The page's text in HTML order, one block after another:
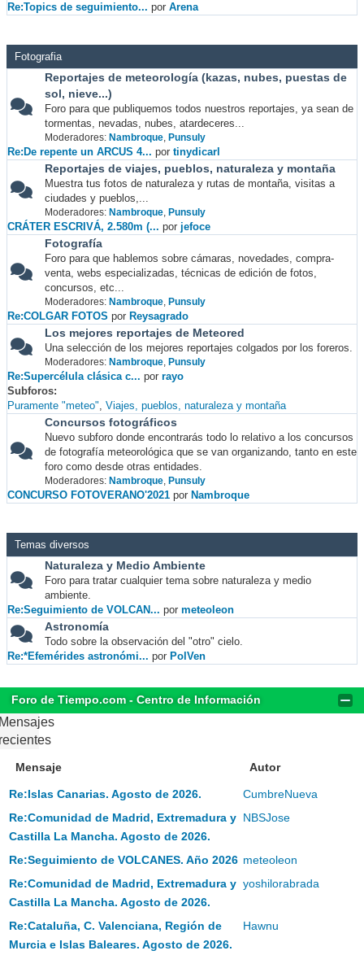
Re:Topics de seguimiento... por Arena
Fotografia
Reportajes de meteorología (kazas, nubes, puestas de
sol, nieve...)
Foro para que publiquemos todos nuestros reportajes, ya sean de
tormentas, nevadas, nubes, atardeceres...
Moderadores: Nambroque, Punsuly
Re:De repente un ARCUS 4... por tinydicarl
Reportajes de viajes, pueblos, naturaleza y montaña
Muestra tus fotos de naturaleza y rutas de montaña, visitas a
ciudades y pueblos,...
Moderadores: Nambroque, Punsuly
CRÁTER ESCRIVÁ, 2.580m (... por jefoce
Fotografía
Foro para que hablemos sobre cámaras, novedades, compra-
venta, webs especializadas, técnicas de edición de fotos,
concursos, etc...
Moderadores: Nambroque, Punsuly
Re:COLGAR FOTOS por Reysagrado
Los mejores reportajes de Meteored
Una selección de los mejores reportajes colgados por los foreros.
Moderadores: Nambroque, Punsuly
Re:Supercélula clásica c... por rayo
Subforos
Puramente "meteo" Viajes, pueblos, naturaleza y montaña
Concursos fotográficos
Nuevo subforo donde encontrarás todo lo relativo a los concursos
de fotografía meteorológica que se van organizando, tanto en este
foro como desde otras entidades.
Moderadores: Nambroque, Punsuly
CONCURSO FOTOVERANO'2021 por Nambroque
Temas diversos
Naturaleza y Medio Ambiente
Foro para tratar cualquier tema sobre naturaleza y medio
ambiente.
Re:Seguimiento de VOLCAN... por meteoleon
Astronomía
Todo sobre la observación del "otro" cielo.
Re:*Efemérides astronómi... por PolVen
Foro de Tiempo.com - Centro de Información
Mensaje Autor
Re:Islas Canarias. Agosto de 2026.
CumbreNueva
Re:Comunidad de Madrid, Extremadura y
Castilla La Mancha. Agosto de 2026.
NBSJose
Re:Seguimiento de VOLCANES. Año 2026 meteoleon
Re:Comunidad de Madrid, Extremadura y
Castilla La Mancha. Agosto de 2026.
yoshilorabrada
Re:Cataluña, C. Valenciana, Región de
Murcia e Islas Baleares. Agosto de 2026.
Hawnu